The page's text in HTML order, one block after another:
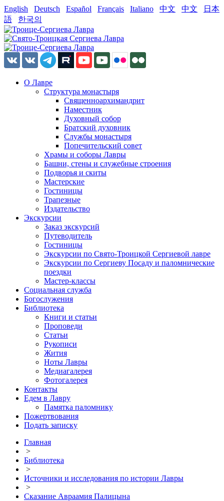
English Deutsch Español Français Italiano 中文 中文
日本
語
한국의
О Лавре
Структура монастыря
Священноархимандрит
Наместник
Духовный собор
Братский духовник
Службы монастыря
Попечительский совет
Храмы и соборы Лавры
Башни, стены и служебные строения
Подворья и скиты
Мастерские
Гостиницы
Трапезные
Издательство
Экскурсии
Заказ экскурсий
Путеводитель
Гостиницы
Экскурсии по Свято-Троицкой Сергиевой лавре
Экскурсии по Сергиеву Посаду и паломнические
поездки
Мастер-классы
Социальная служба
Богослужения
Библиотека
Книги и статьи
Проповеди
Статьи
Рукописи
Жития
Ноты Лавры
Медиагалерея
Фотогалерея
Контакты
Едем в Лавру
Памятка паломнику
Пожертвования
Подать записку
Главная
>
Библиотека
>
Источники и исследования по истории Лавры
>
Сказание Авраамия Палицына